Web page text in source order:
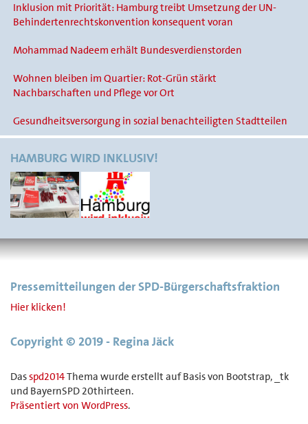
Inklusion mit Priorität: Hamburg treibt Umsetzung der UN-
Behindertenrechtskonvention konsequent voran
Mohammad Nadeem erhält Bundesverdienstorden
Wohnen bleiben im Quartier: Rot-Grün stärkt
Nachbarschaften und Pflege vor Ort
Gesundheitsversorgung in sozial benachteiligten Stadtteilen
HAMBURG WIRD INKLUSIV!
Pressemitteilungen der SPD-Bürgerschaftsfraktion
Hier klicken!
Copyright © 2019 - Regina Jäck
Dasspd2014Thema wurde erstellt auf Basis von Bootstrap, _tk
und BayernSPD 20thirteen.
Präsentiert von WordPress.